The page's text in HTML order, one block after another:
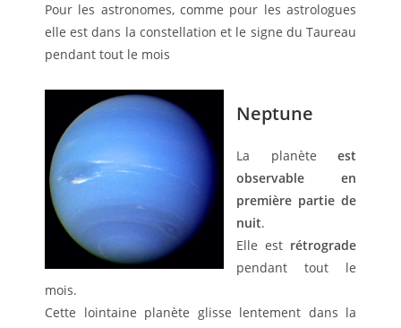
Pour les astronomes, comme pour les astrologues
elle est dans la constellation et le signe du Taureau
pendant tout le mois
Neptune
La planète est
observable en
première partie de
nuit.
Elle est rétrograde
pendant tout le
mois.
Cette lointaine planète glisse lentement dans la